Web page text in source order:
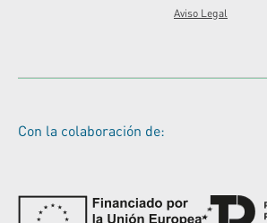
Aviso Legal
Con la colaboración de: